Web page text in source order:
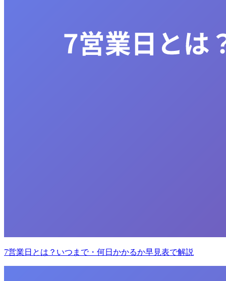
7営業日とは？いつまで・何日かかるか早見表で解説